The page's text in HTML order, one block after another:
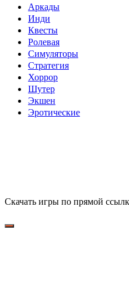
Аркады
Инди
Квесты
Ролевая
Симуляторы
Стратегия
Хоррор
Шутер
Экшен
Эротические
Скачать игры по прямой